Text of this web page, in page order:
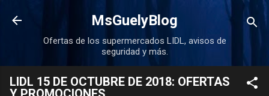
Ir al contenido principal
MsGuelyBlog
Ofertas de los supermercados LIDL, avisos de
seguridad y más.
LIDL 15 DE OCTUBRE DE 2018: OFERTAS